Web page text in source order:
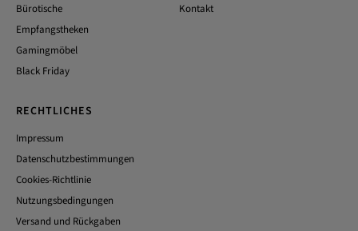
Bürotische
Empfangstheken
Gamingmöbel
Black Friday
Kontakt
RECHTLICHES
Impressum
Datenschutzbestimmungen
Cookies-Richtlinie
Nutzungsbedingungen
Versand und Rückgaben